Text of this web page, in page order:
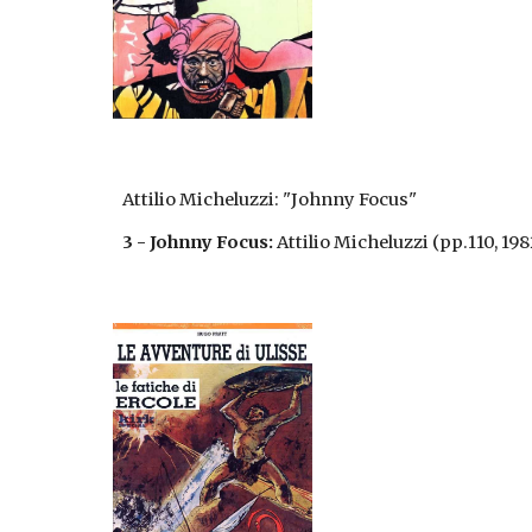
Attilio Micheluzzi: "Johnny Focus"
3 - Johnny Focus: Attilio Micheluzzi (pp.110,